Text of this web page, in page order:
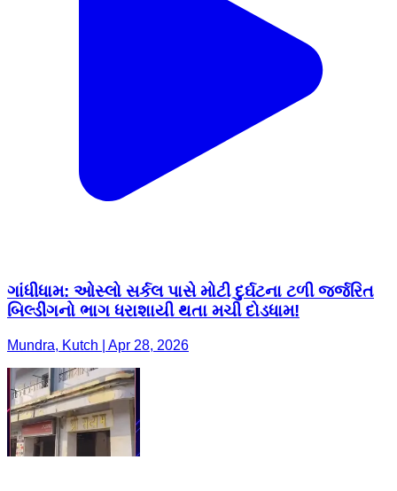
ગાંધીધામ: ઓસ્લો સર્કલ પાસે મોટી દુર્ઘટના ટળી જર્જરિત
બિલ્ડીંગનો ભાગ ધરાશાયી થતા મચી દોડધામ!
Mundra, Kutch | Apr 28, 2026